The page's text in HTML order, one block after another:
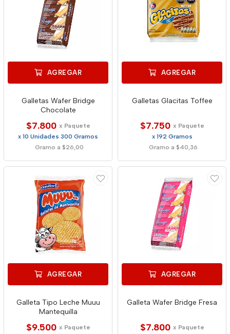
AGREGAR
Galletas Wafer Bridge
Chocolate
$7.800 x Paquete
x 10 Unidades 300 Gramos
Gramo a $26,00
AGREGAR
Galletas Glacitas Toffee
$7.750 x Paquete
x 192 Gramos
Gramo a $40,36
AGREGAR
Galleta Tipo Leche Muuu
Mantequilla
$9.500 x Paquete
AGREGAR
Galleta Wafer Bridge Fresa
$7.800 x Paquete